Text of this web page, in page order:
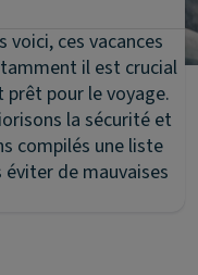
ces vacances
il est crucial
prêt pour le voyage.
la sécurité et
compilés une liste
de mauvaises